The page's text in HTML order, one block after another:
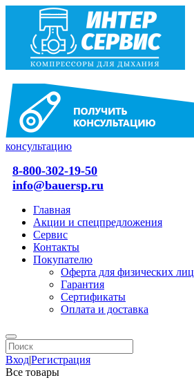
консультацию
8-800-302-19-50
info@bauersp.ru
Главная
Акции и спецпредложения
Сервис
Контакты
Покупателю
Оферта для физических лиц
Гарантия
Сертификаты
Оплата и доставка
Вход|Регистрация
Все товары